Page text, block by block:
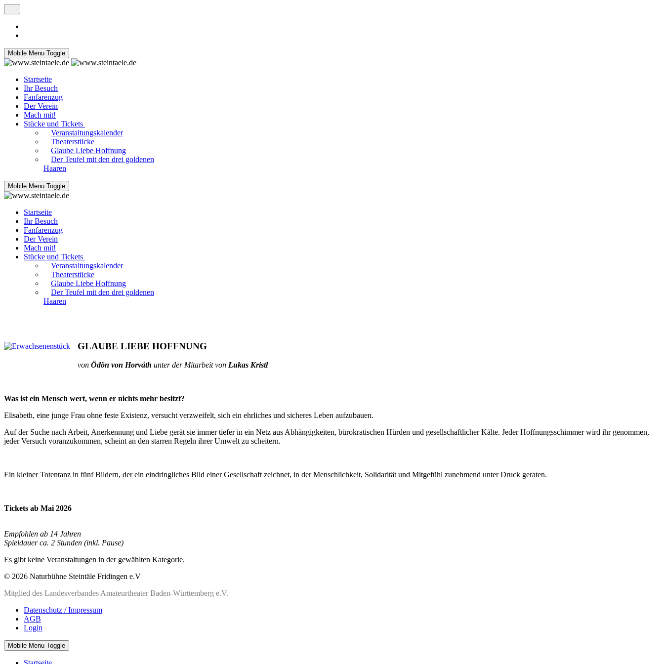
Mobile Menu Toggle
Startseite
Ihr Besuch
Fanfarenzug
Der Verein
Mach mit!
Stücke und Tickets
Veranstaltungskalender
Theaterstücke
Glaube Liebe Hoffnung
Der Teufel mit den drei goldenen
Haaren
Mobile Menu Toggle
Startseite
Ihr Besuch
Fanfarenzug
Der Verein
Mach mit!
Stücke und Tickets
Veranstaltungskalender
Theaterstücke
Glaube Liebe Hoffnung
Der Teufel mit den drei goldenen
Haaren
GLAUBE LIEBE HOFFNUNG
von Ödön von Horváth unter der Mitarbeit von Lukas Kristl
Was ist ein Mensch wert, wenn er nichts mehr besitzt?
Elisabeth, eine junge Frau ohne feste Existenz, versucht verzweifelt, sich ein ehrliches und sicheres Leben aufzubauen.
Auf der Suche nach Arbeit, Anerkennung und Liebe gerät sie immer tiefer in ein Netz aus Abhängigkeiten, bürokratischen Hürden und gesellschaftlicher Kälte. Jeder Hoffnungsschimmer wird ihr genommen,
jeder Versuch voranzukommen, scheint an den starren Regeln ihrer Umwelt zu scheitern.
Ein kleiner Totentanz in fünf Bildern, der ein eindringliches Bild einer Gesellschaft zeichnet, in der Menschlichkeit, Solidarität und Mitgefühl zunehmend unter Druck geraten.
Tickets ab Mai 2026
Empfohlen ab 14 Jahren
Spieldauer ca. 2 Stunden (inkl. Pause)
Es gibt keine Veranstaltungen in der gewählten Kategorie.
© 2026 Naturbühne Steintäle Fridingen e.V
Mitglied des Landesverbandes Amateurtheater Baden-Württemberg e.V.
Datenschutz / Impressum
AGB
Login
Mobile Menu Toggle